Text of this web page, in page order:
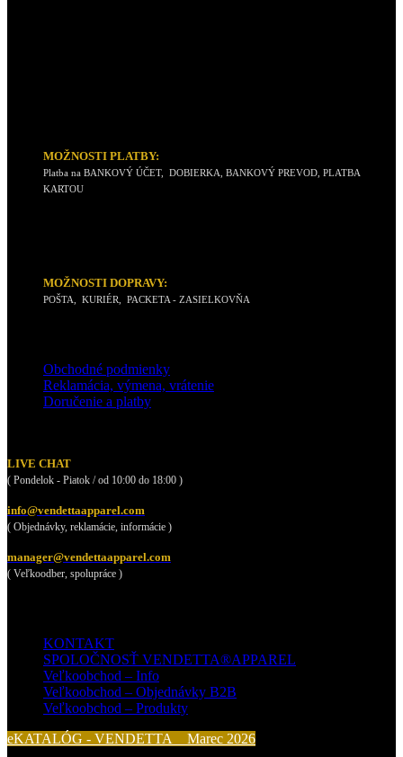
MOŽNOSTI PLATBY:
Platba na BANKOVÝ ÚČET, DOBIERKA, BANKOVÝ PREVOD, PLATBA
KARTOU
MOŽNOSTI DOPRAVY:
POŠTA, KURIÉR, PACKETA - ZASIELKOVŇA
Obchodné podmienky
Reklamácia, výmena, vrátenie
Doručenie a platby
LIVE CHAT
( Pondelok - Piatok / od 10:00 do 18:00 )
info@vendettaapparel.com
( Objednávky, reklamácie, informácie )
manager@vendettaapparel.com
( Veľkoodber, spolupráce )
KONTAKT
SPOLOČNOSŤ VENDETTA®APPAREL
Veľkoobchod – Info
Veľkoobchod – Objednávky B2B
Veľkoobchod – Produkty
eKATALÓG - VENDETTA__Marec 2026